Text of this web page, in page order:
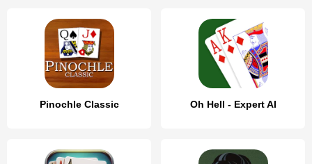
Pinochle Classic Oh Hell - Expert AI